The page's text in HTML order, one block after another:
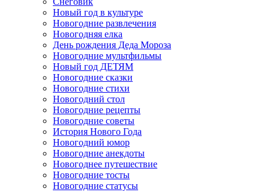
Новый год в культуре
Новогодние развлечения
Новогодняя елка
День рождения Деда Мороза
Новогодние мультфильмы
Новый год ДЕТЯМ
Новогодние сказки
Новогодние стихи
Новогодний стол
Новогодние рецепты
Новогодние советы
История Нового Года
Новогодний юмор
Новогодние анекдоты
Новогоднее путешествие
Новогодние тосты
Новогодние статусы